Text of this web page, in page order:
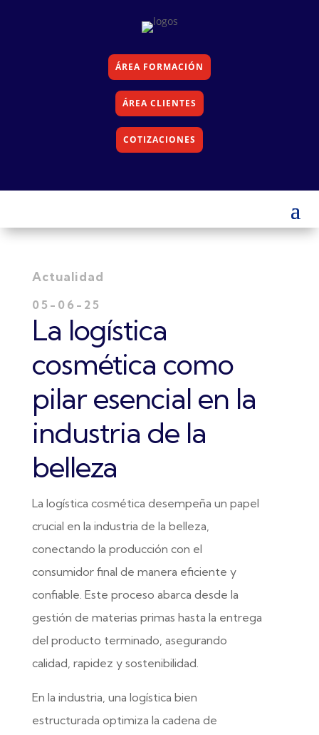
ÁREA FORMACIÓN
ÁREA CLIENTES
COTIZACIONES
Actualidad
05-06-25
La logística
cosmética como
pilar esencial en la
industria de la
belleza
La logística cosmética desempeña un papel
crucial en la industria de la belleza,
conectando la producción con el
consumidor final de manera eficiente y
confiable. Este proceso abarca desde la
gestión de materias primas hasta la entrega
del producto terminado, asegurando
calidad, rapidez y sostenibilidad.
En la industria, una logística bien
estructurada optimiza la cadena de